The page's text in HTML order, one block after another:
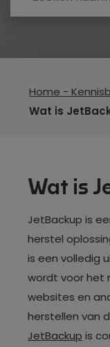
Home -
Wat is
Wat is
JetBackup is
herstel
is een volledig
wordt voor het
websites en
herstellen van
JetBackup is